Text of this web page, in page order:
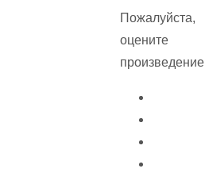
Пожалуйста,
оцените
произведение